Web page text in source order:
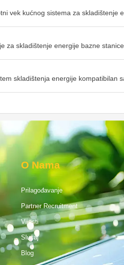
vek kućnog sistema za skladištenje
za skladištenje energije bazne
skladištenja energije kompatibilan
O Nama
Prilagođavanje
Partner Recruitment
Vijesti
Slučaj
Blog